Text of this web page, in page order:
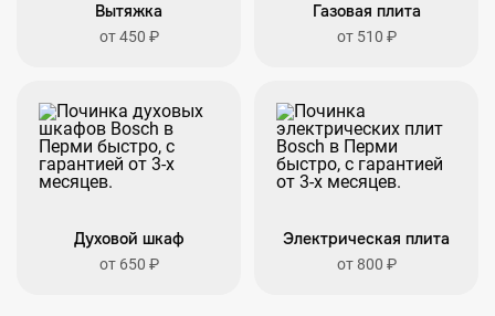
Вытяжка
от 450 ₽
Газовая плита
от 510 ₽
Духовой шкаф
от 650 ₽
Электрическая плита
от 800 ₽